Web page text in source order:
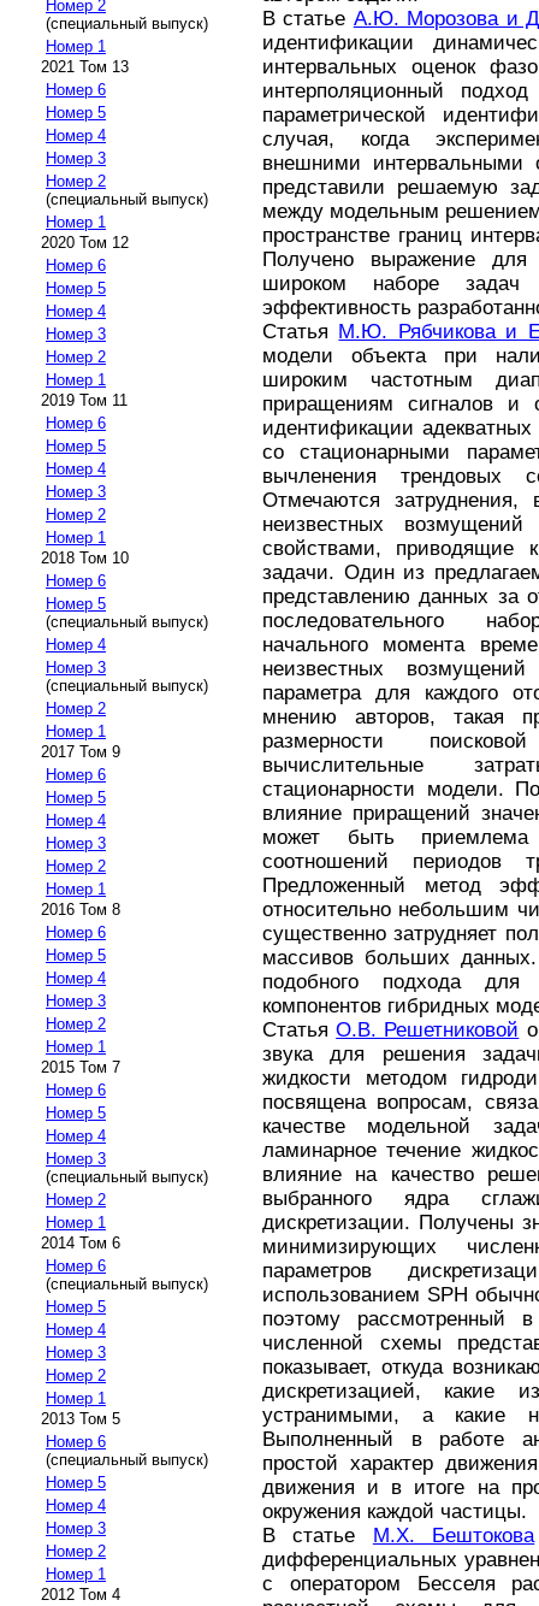
Номер 2
(специальный выпуск)
Номер 1
2021 Том 13
Номер 6
Номер 5
Номер 4
Номер 3
Номер 2
(специальный выпуск)
Номер 1
2020 Том 12
Номер 6
Номер 5
Номер 4
Номер 3
Номер 2
Номер 1
2019 Том 11
Номер 6
Номер 5
Номер 4
Номер 3
Номер 2
Номер 1
2018 Том 10
Номер 6
Номер 5
(специальный выпуск)
Номер 4
Номер 3
(специальный выпуск)
Номер 2
Номер 1
2017 Том 9
Номер 6
Номер 5
Номер 4
Номер 3
Номер 2
Номер 1
2016 Том 8
Номер 6
Номер 5
Номер 4
Номер 3
Номер 2
Номер 1
2015 Том 7
Номер 6
Номер 5
Номер 4
Номер 3
(специальный выпуск)
Номер 2
Номер 1
2014 Том 6
Номер 6
(специальный выпуск)
Номер 5
Номер 4
Номер 3
Номер 2
Номер 1
2013 Том 5
Номер 6
(специальный выпуск)
Номер 5
Номер 4
Номер 3
Номер 2
Номер 1
2012 Том 4
В статье А.Ю. Морозова и
идентификации
интервальных оценок
интерполяционный
параметрической
случая, когда
внешними интервальными
представили решаемую
между модельным
пространстве границ
Получено выражение
широком наборе задач
эффективность
Статья М.Ю. Рябчикова и
модели объекта при
широким частотным
приращениям сигналов и
идентификации
со стационарными
вычленения
Отмечаются
неизвестных
свойствами, приводящие
задачи. Один из
представлению данных за
последовательного
начального момента
неизвестных
параметра для каждого
мнению авторов, такая
размерности
вычислительные
стационарности модели.
влияние приращений
может быть приемлема
соотношений периодов
Предложенный метод
относительно небольшим
существенно затрудняет
массивов больших
подобного подхода для
компонентов гибридных
СтатьяО.В. Решетниковой
звука для решения
жидкости методом
посвящена вопросам,
качестве модельной
ламинарное течение
влияние на качество
выбранного ядра
дискретизации. Получены
минимизирующих
параметров
использованием SPH
поэтому рассмотренный
численной схемы
показывает, откуда
дискретизацией, какие
устранимыми, а какие
Выполненный в работе
простой характер
движения и в итоге на
окружения каждой частицы.
В статье М.Х. Бештокова
дифференциальных
с оператором Бесселя